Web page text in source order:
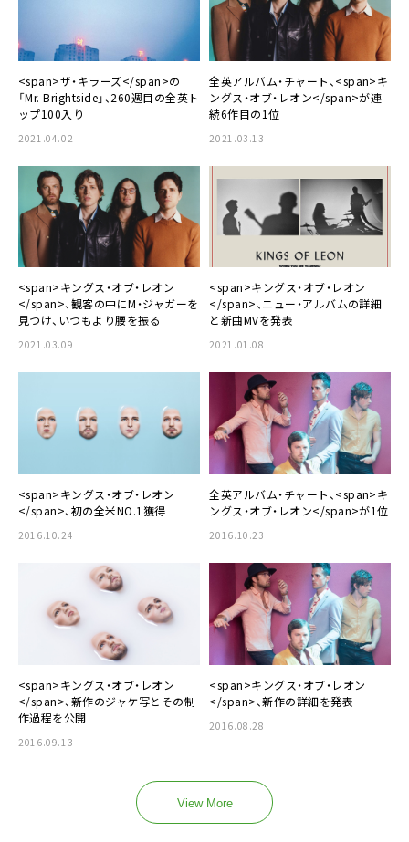
<span>ザ・キラーズ</span>の
「Mr. Brightside」、260週目の全英ト
ップ100入り
2021.04.02
全英アルバム・チャート、<span>キ
ングス・オブ・レオン</span>が連
続6作目の1位
2021.03.13
<span>キングス・オブ・レオン
</span>、観客の中にM・ジャガーを
見つけ、いつもより腰を振る
2021.03.09
<span>キングス・オブ・レオン
</span>、ニュー・アルバムの詳細
と新曲MVを発表
2021.01.08
<span>キングス・オブ・レオン
</span>、初の全米NO.1獲得
2016.10.24
全英アルバム・チャート、<span>キ
ングス・オブ・レオン</span>が1位
2016.10.23
<span>キングス・オブ・レオン
</span>、新作のジャケ写とその制
作過程を公開
2016.09.13
<span>キングス・オブ・レオン
</span>、新作の詳細を発表
2016.08.28
View More